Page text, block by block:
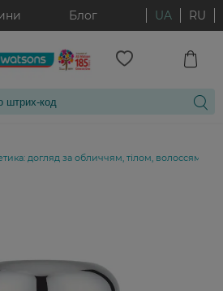
Блог UA RU
догляд за обличчям, тілом, волоссям і